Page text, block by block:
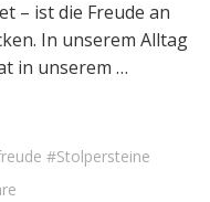
– ist die Freude an
In unserem Alltag
in unserem …
Stolpersteine